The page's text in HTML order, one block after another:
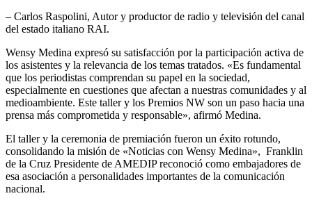
– Carlos Raspolini, Autor y productor de radio y televisión del canal
del estado italiano RAI.
Wensy Medina expresó su satisfacción por la participación activa de
los asistentes y la relevancia de los temas tratados. «Es fundamental
que los periodistas comprendan su papel en la sociedad,
especialmente en cuestiones que afectan a nuestras comunidades y al
medioambiente. Este taller y los Premios NW son un paso hacia una
prensa más comprometida y responsable», afirmó Medina.
El taller y la ceremonia de premiación fueron un éxito rotundo,
consolidando la misión de «Noticias con Wensy Medina», Franklin
de la Cruz Presidente de AMEDIP reconoció como embajadores de
esa asociación a personalidades importantes de la comunicación
nacional.